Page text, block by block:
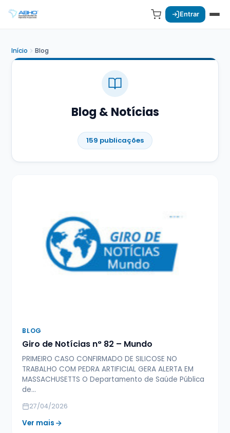
Entrar
Início Blog
Blog & Notícias
159 publicações
BLOG
Giro de Notícias n° 82 – Mundo
PRIMEIRO CASO CONFIRMADO DE SILICOSE NO
TRABALHO COM PEDRA ARTIFICIAL GERA ALERTA EM
MASSACHUSETTS O Departamento de Saúde Pública
de…
27/04/2026
Ver mais